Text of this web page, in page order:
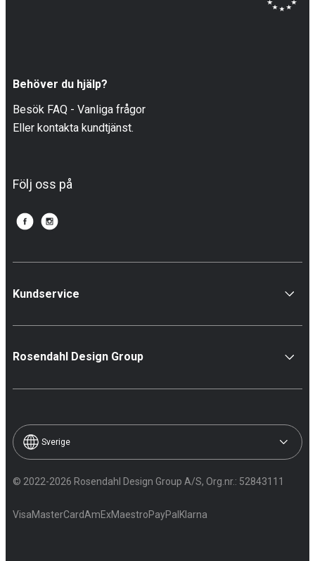
Behöver du hjälp?
Besök FAQ - Vanliga frågor
Eller kontakta kundtjänst.
Följ oss på
Kundservice
Rosendahl Design Group
© 2022-2026 Rosendahl Design Group A/S, Org.nr.: 52843111
VisaMasterCardAmExMaestroPayPalKlarna
Sverige